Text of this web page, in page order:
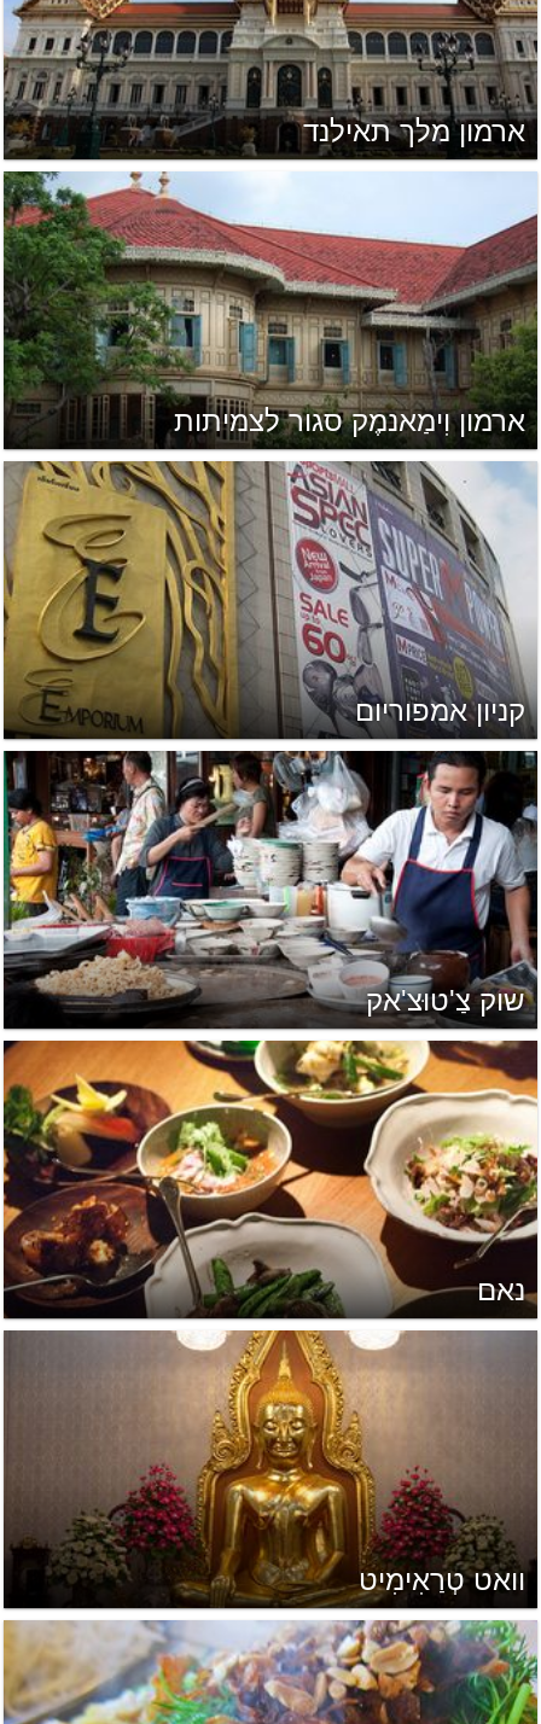
ארמון מלך תאילנד
ארמון וִימַאנמֶק סגור לצמיתות
קניון אמפוריום
שוק צַ'טוּצ'אק
נאם
וואט טְרַאִימִיט